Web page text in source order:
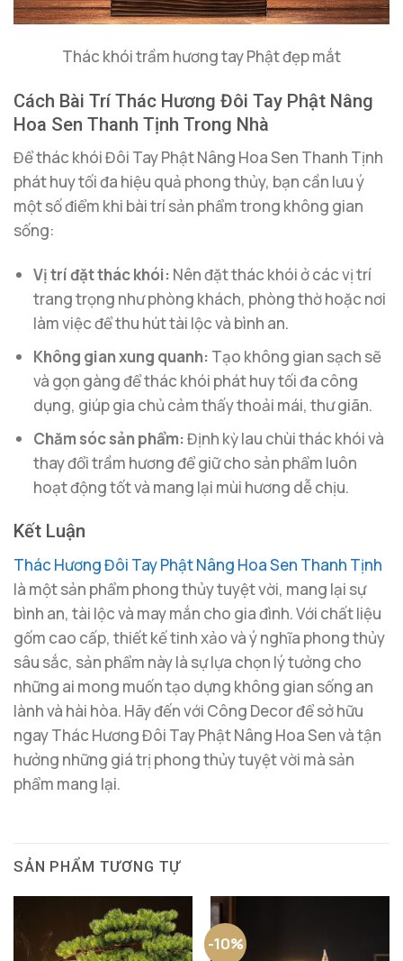
Thác khói trầm hương tay Phật đẹp mắt
Cách Bài Trí Thác Hương Đôi Tay Phật Nâng
Hoa Sen Thanh Tịnh Trong Nhà
Để thác khói Đôi Tay Phật Nâng Hoa Sen Thanh Tịnh
phát huy tối đa hiệu quả phong thủy, bạn cần lưu ý
một số điểm khi bài trí sản phẩm trong không gian
sống:
Vị trí đặt thác khói: Nên đặt thác khói ở các vị trí
trang trọng như phòng khách, phòng thờ hoặc nơi
làm việc để thu hút tài lộc và bình an.
Không gian xung quanh: Tạo không gian sạch sẽ
và gọn gàng để thác khói phát huy tối đa công
dụng, giúp gia chủ cảm thấy thoải mái, thư giãn.
Chăm sóc sản phẩm:Định kỳ lau chùi thác khói và
thay đổi trầm hương để giữ cho sản phẩm luôn
hoạt động tốt và mang lại mùi hương dễ chịu.
Kết Luận
Thác Hương Đôi Tay Phật Nâng Hoa Sen Thanh Tịnh
là một sản phẩm phong thủy tuyệt vời, mang lại sự
bình an, tài lộc và may mắn cho gia đình. Với chất liệu
gốm cao cấp, thiết kế tinh xảo và ý nghĩa phong thủy
sâu sắc, sản phẩm này là sự lựa chọn lý tưởng cho
những ai mong muốn tạo dựng không gian sống an
lành và hài hòa. Hãy đến với Công Decor để sở hữu
ngay Thác Hương Đôi Tay Phật Nâng Hoa Sen và tận
hưởng những giá trị phong thủy tuyệt vời mà sản
phẩm mang lại.
SẢN PHẨM TƯƠNG TỰ
-10%